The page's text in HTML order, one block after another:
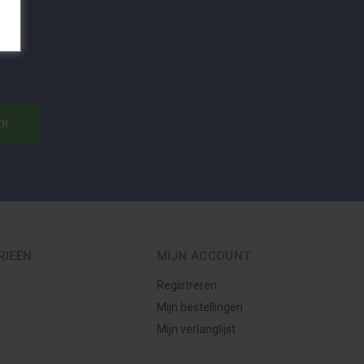
MIJN ACCOUNT
Registreren
Mijn bestellingen
Mijn verlanglijst